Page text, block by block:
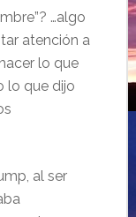
…algo
atención a
lo que
lo que dijo
al ser